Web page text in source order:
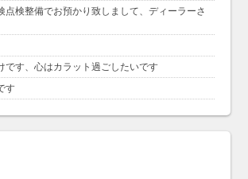
点検整備でお預かり致しまして、ディーラーさ
です、心はカラット過ごしたいです
す